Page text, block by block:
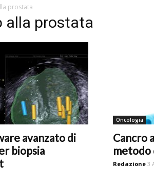
prostata
alla prostata
avanzato di
biopsia
Oncologia
Cancro
metodo
Redazione 3